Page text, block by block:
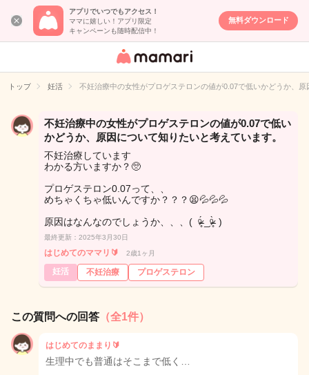
アプリでいつでもアクセス！
ママに嬉しい！アプリ限定
キャンペーンも随時配信中！
無料ダウンロード
女性専用匿名QA
イト
トップ 妊活 不妊治療中の女性がプロゲステロンの値が0.07で低いかどうか、
不妊治療中の女性がプロゲステロンの値が0.07で低い
かどうか、原因について知りたいと考えています。
不妊治療しています
わかる方いますか？🥺
プロゲステロン0.07って、、
めちゃくちゃ低いんですか？？？😫💦💦💦
原因はなんなのでしょうか、、、( ᵒ̴̶̷̥́ _ᵒ̴̶̷̣̥̀ )
最終更新：2025年3月30日
はじめてのママリ🔰 2歳1ヶ月
妊活 不妊治療 プロゲステロン
この質問への回答 （全1件）
はじめてのままり🔰
生理中でも普通はそこまで低く…